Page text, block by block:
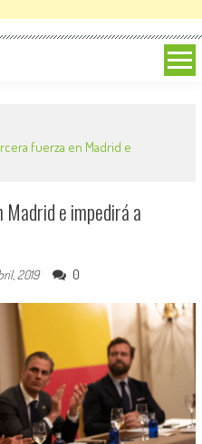
fuerza en Madrid e
e impedirá a
2019 0